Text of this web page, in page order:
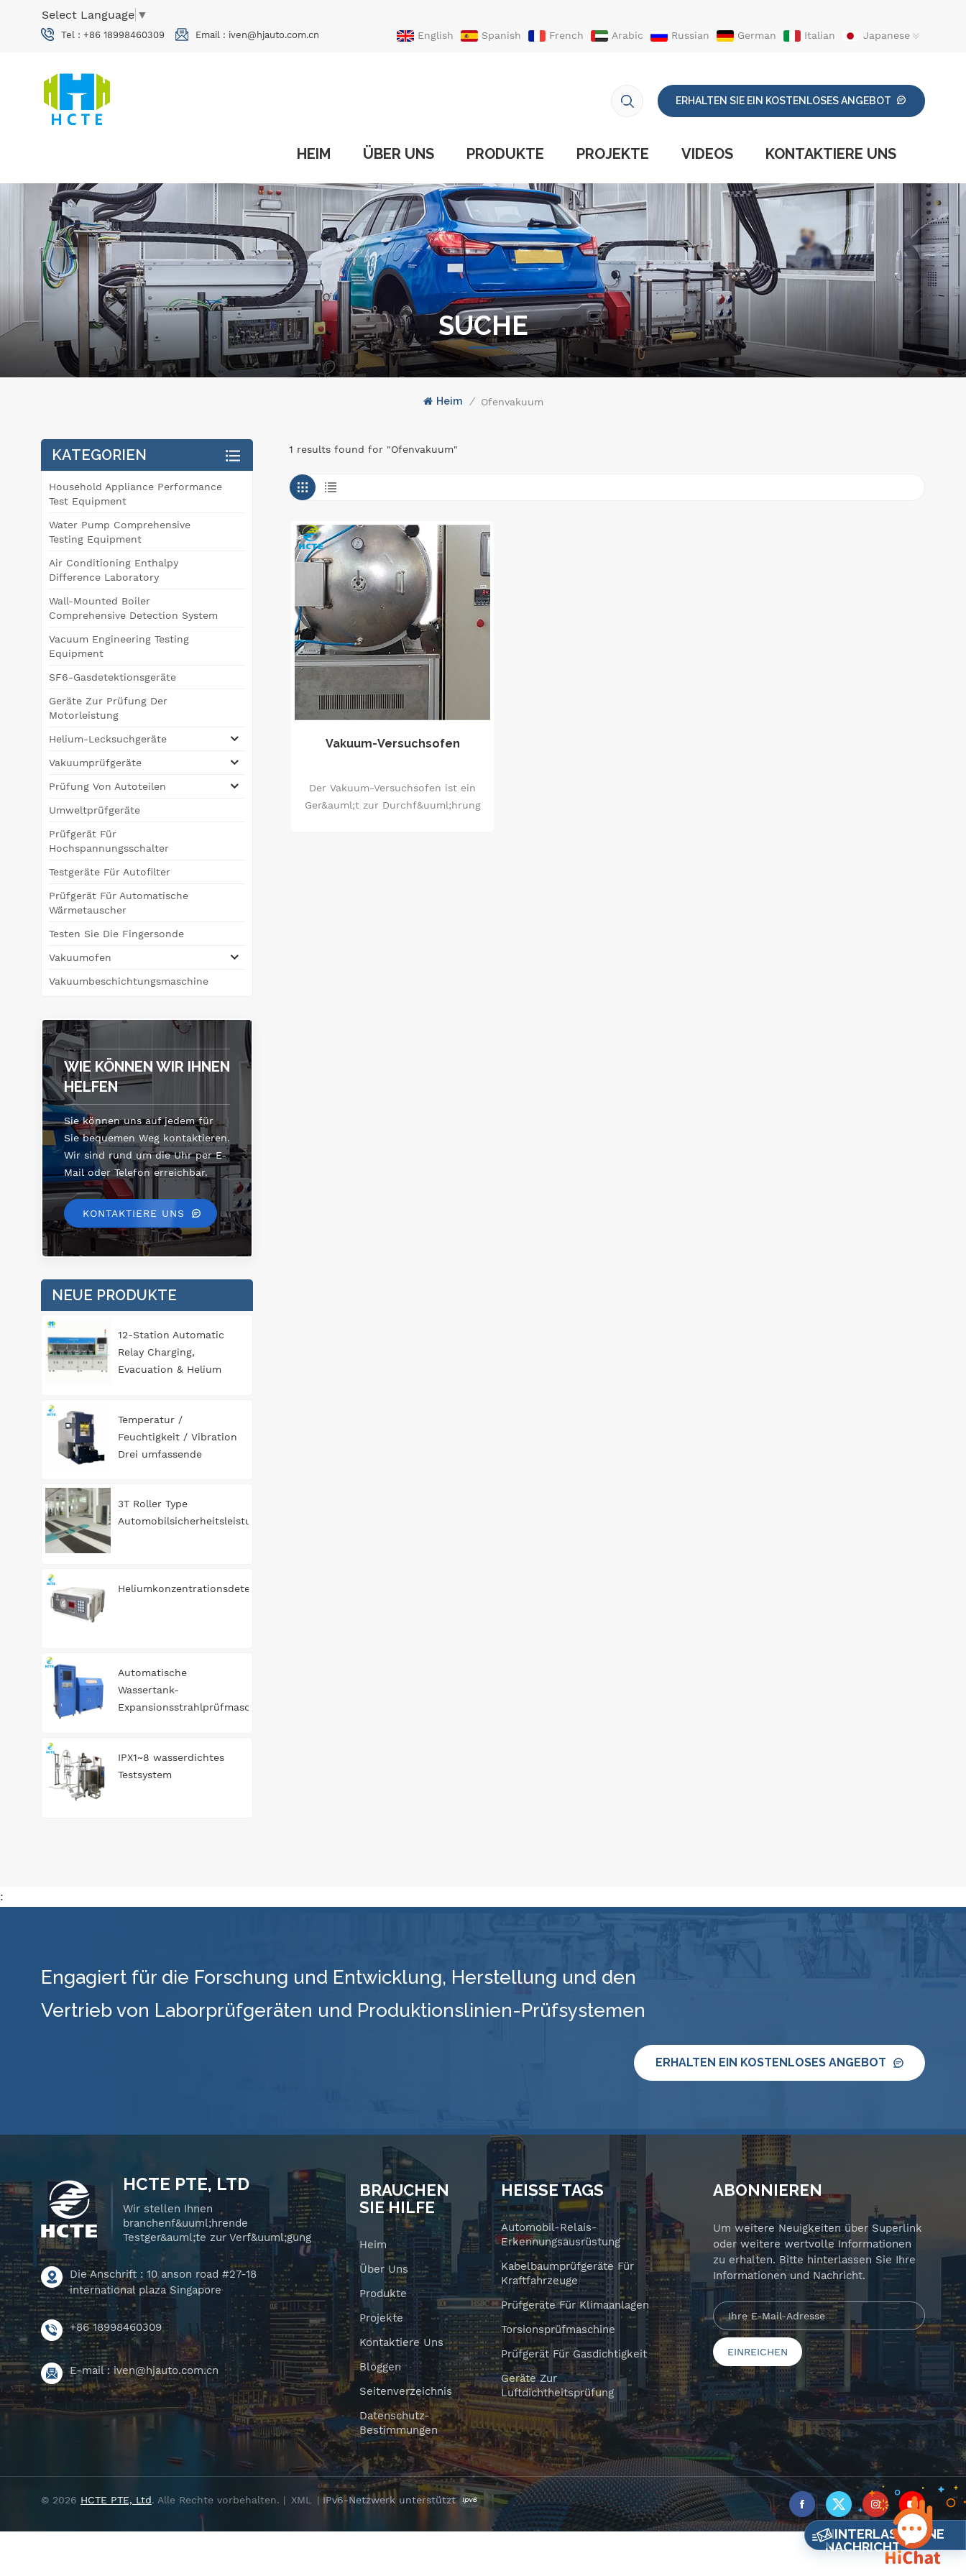
Select Language ▼
Tel : +86 18998460309 Email : iven@hjauto.com.cn English Spanish French Arabic Russian German Italian
Japanese
ERHALTEN SIE EIN KOSTENLOSES ANGEBOT
HEIM ÜBER UNS PRODUKTE PROJEKTE VIDEOS KONTAKTIERE UNS
SUCHE
Heim / Ofenvakuum
1 results found for "Ofenvakuum"
Vakuum-Versuchsofen
Der Vakuum-Versuchsofen ist ein
Ger&auml;t zur Durchf&uuml;hrung
KATEGORIEN
Household Appliance Performance
Test Equipment
Water Pump Comprehensive
Testing Equipment
Air Conditioning Enthalpy
Difference Laboratory
Wall-Mounted Boiler
Comprehensive Detection System
Vacuum Engineering Testing
Equipment
SF6-Gasdetektionsgeräte
Geräte Zur Prüfung Der
Motorleistung
Helium-Lecksuchgeräte
Vakuumprüfgeräte
Prüfung Von Autoteilen
Umweltprüfgeräte
Prüfgerät Für
Hochspannungsschalter
Testgeräte Für Autofilter
Prüfgerät Für Automatische
Wärmetauscher
Testen Sie Die Fingersonde
Vakuumofen
Vakuumbeschichtungsmaschine
WIE KÖNNEN WIR IHNEN
HELFEN
Sie können uns auf jedem für
Sie bequemen Weg kontaktieren.
Wir sind rund um die Uhr per E-
Mail oder Telefon erreichbar.
KONTAKTIERE UNS
NEUE PRODUKTE
12-Station Automatic
Relay Charging,
Evacuation & Helium
Automotive
Components
Temperatur /
Feuchtigkeit / Vibration
Drei umfassende
3T Roller Type
Automobilsicherheitsleistungstestlinie
Heliumkonzentrationsdetektor
Automatische
Wassertank-
Expansionsstrahlprüfmaschine
IPX1~8 wasserdichtes
Testsystem
:
Engagiert für die Forschung und Entwicklung, Herstellung und den
Vertrieb von Laborprüfgeräten und Produktionslinien-Prüfsystemen
ERHALTEN EIN KOSTENLOSES ANGEBOT
HCTE PTE, LTD
Wir stellen Ihnen
branchenf&uuml;hrende
Testger&auml;te zur Verf&uuml;gung
Die Anschrift : 10 anson road #27-18
international plaza Singapore
+86 18998460309
E-mail :iven@hjauto.com.cn
ABONNIEREN
Um weitere Neuigkeiten über Superlink
oder weitere wertvolle Informationen
zu erhalten. Bitte hinterlassen Sie Ihre
Informationen und Nachricht.
BRAUCHEN
SIE HILFE
Heim
Über Uns
Produkte
Projekte
Kontaktiere Uns
Bloggen
Seitenverzeichnis
Datenschutz-
Bestimmungen
HEISSE TAGS
Automobil-Relais-
Erkennungsausrüstung
Kabelbaumprüfgeräte Für
Kraftfahrzeuge
Prüfgeräte Für Klimaanlagen
Torsionsprüfmaschine
Prüfgerät Für Gasdichtigkeit
Geräte Zur
Luftdichtheitsprüfung
© 2026 HCTE PTE, Ltd. Alle Rechte vorbehalten. | XML | IPv6-Netzwerk unterstützt
HINTERLASSE EINE
NACHRICHT